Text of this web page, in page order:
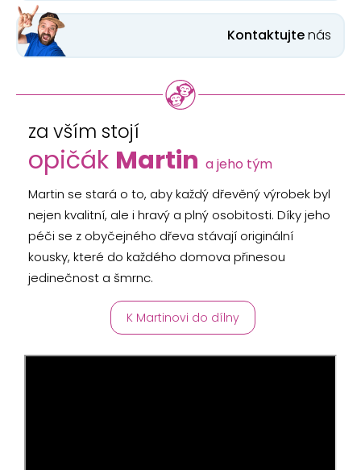
Kontaktujtenás
za vším stojí
opičák Martin a jeho tým
Martin se stará o to, aby každý dřevěný výrobek byl
nejen kvalitní, ale i hravý a plný osobitosti. Díky jeho
péči se z obyčejného dřeva stávají originální
kousky, které do každého domova přinesou
jedinečnost a šmrnc.
K Martinovi do dílny